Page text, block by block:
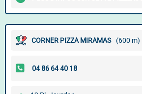
CORNER PIZZA MIRAMAS (600 m)